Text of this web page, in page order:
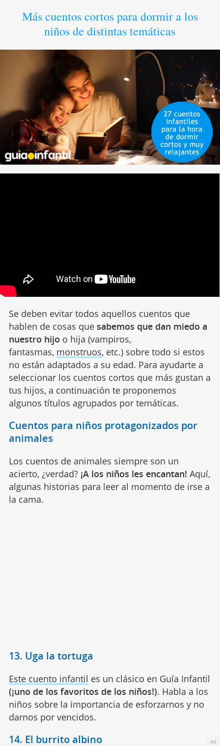
Más cuentos cortos para dormir a los
niños de distintas temáticas
Se deben evitar todos aquellos cuentos que
hablen de cosas que sabemos que dan miedo a
nuestro hijo o hija (vampiros,
fantasmas, monstruos, etc.) sobre todo si estos
no están adaptados a su edad. Para ayudarte a
seleccionar los cuentos cortos que más gustan a
tus hijos, a continuación te proponemos
algunos títulos agrupados por temáticas.
Cuentos para niños protagonizados por
animales
Los cuentos de animales siempre son un
acierto, ¿verdad?¡A los niños les encantan! Aquí,
algunas historias para leer al momento de irse a
la cama.
13. Uga la tortuga
Este cuento infantil es un clásico en Guía Infantil
(¡uno de los favoritos de los niños!). Habla a los
niños sobre la importancia de esforzarnos y no
darnos por vencidos.
14. El burrito albino Ad